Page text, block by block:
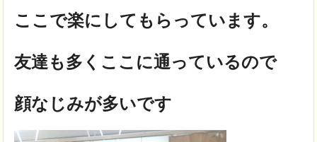
ここで楽にしてもらっています。
友達も多くここに通っているので
顔なじみが多いです